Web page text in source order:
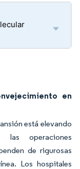
en
está elevando
operaciones
de rigurosas
Los hospitales